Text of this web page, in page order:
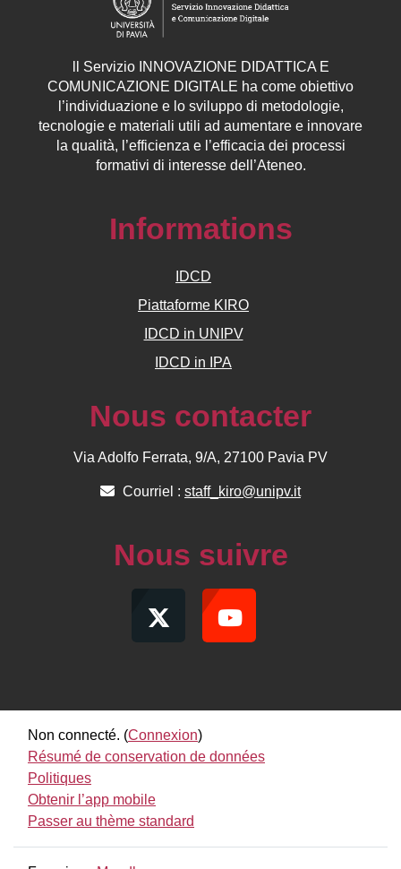
Servizio INNOVAZIONE DIDATTICA E
COMUNICAZIONE DIGITALE ha come obiettivo
l’individuazione e lo sviluppo di metodologie,
tecnologie e materiali utili ad aumentare e innovare
la qualità, l’efficienza e l’efficacia dei processi
formativi di interesse dell’Ateneo.
Informations
IDCD
Piattaforme KIRO
IDCD in UNIPV
IDCD in IPA
Nous contacter
Via Adolfo Ferrata, 9/A, 27100 Pavia PV
Courriel : staff_kiro@unipv.it
Nous suivre
Non connecté. (Connexion)
Résumé de conservation de données
Politiques
Obtenir l’app mobile
Passer au thème standard